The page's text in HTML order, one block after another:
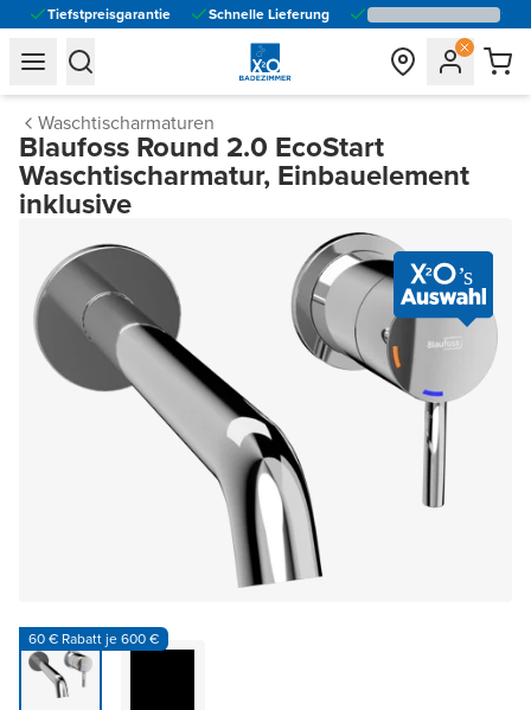
Tiefstpreisgarantie Schnelle Lieferung
general.navigation.toggle_menu.label
general.navigation.toggle_menu.label
Waschtischarmaturen
Blaufoss Round 2.0 EcoStart
Waschtischarmatur, Einbauelement
inklusive
60 € Rabatt je 600 €